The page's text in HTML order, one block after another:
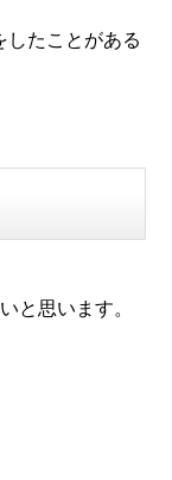
したことがある
と思います。